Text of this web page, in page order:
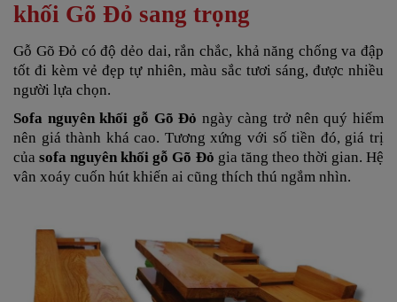
khối Gõ Đỏ sang trọng
Gỗ Gõ Đỏ có độ dẻo dai, rắn chắc, khả năng chống va đập
tốt đi kèm vẻ đẹp tự nhiên, màu sắc tươi sáng, được nhiều
người lựa chọn.
Sofa nguyên khối gỗ Gõ Đỏ ngày càng trở nên quý hiếm
nên giá thành khá cao. Tương xứng với số tiền đó, giá trị
củasofa nguyên khối gỗ Gõ Đỏ gia tăng theo thời gian. Hệ
vân xoáy cuốn hút khiến ai cũng thích thú ngắm nhìn.